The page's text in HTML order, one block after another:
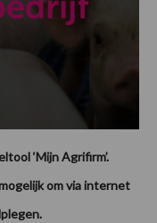
‘Mijn Agrifirm’.
om via internet